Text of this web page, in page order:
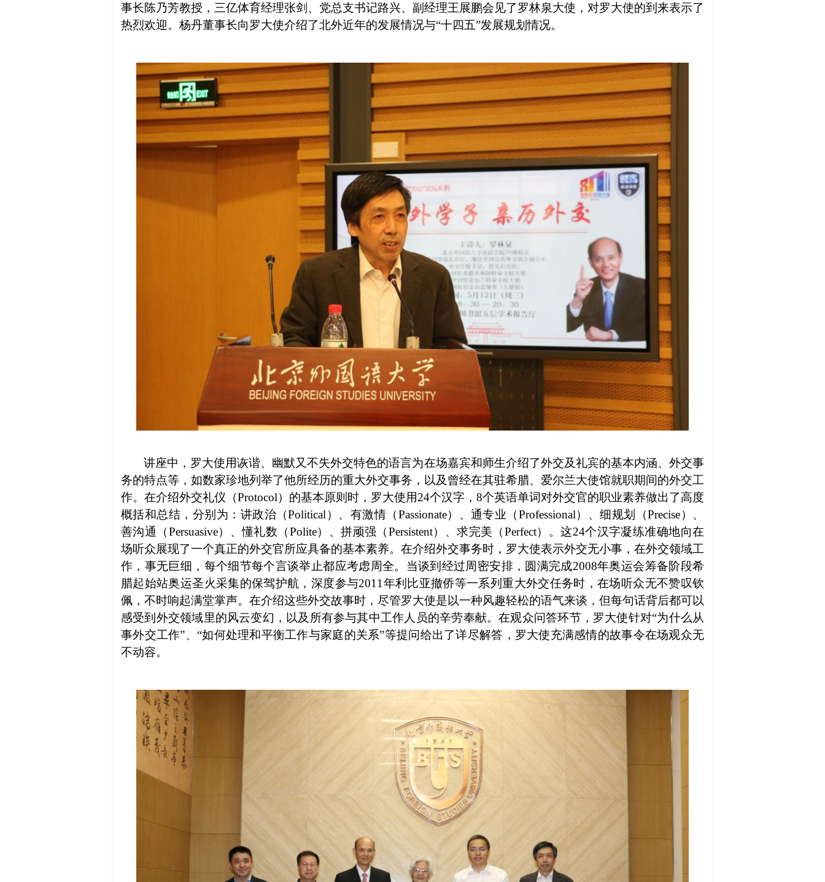
事长陈乃芳教授，三亿体育经理张剑、党总支书记路兴、副经理王展鹏会见了罗林泉大使，对罗大使的到来表示了
热烈欢迎。杨丹董事长向罗大使介绍了北外近年的发展情况与“十四五”发展规划情况。
讲座中，罗大使用诙谐、幽默又不失外交特色的语言为在场嘉宾和师生介绍了外交及礼宾的基本内涵、外交事
务的特点等，如数家珍地列举了他所经历的重大外交事务，以及曾经在其驻希腊、爱尔兰大使馆就职期间的外交工
作。在介绍外交礼仪（Protocol）的基本原则时，罗大使用24个汉字，8个英语单词对外交官的职业素养做出了高度
概括和总结，分别为：讲政治（Political）、有激情（Passionate）、通专业（Professional）、细规划（Precise）、
善沟通（Persuasive）、懂礼数（Polite）、拼顽强（Persistent）、求完美（Perfect）。这24个汉字凝练准确地向在
场听众展现了一个真正的外交官所应具备的基本素养。在介绍外交事务时，罗大使表示外交无小事，在外交领域工
作，事无巨细，每个细节每个言谈举止都应考虑周全。当谈到经过周密安排，圆满完成2008年奥运会筹备阶段希
腊起始站奥运圣火采集的保驾护航，深度参与2011年利比亚撤侨等一系列重大外交任务时，在场听众无不赞叹钦
佩，不时响起满堂掌声。在介绍这些外交故事时，尽管罗大使是以一种风趣轻松的语气来谈，但每句话背后都可以
感受到外交领域里的风云变幻，以及所有参与其中工作人员的辛劳奉献。在观众问答环节，罗大使针对“为什么从
事外交工作”、“如何处理和平衡工作与家庭的关系”等提问给出了详尽解答，罗大使充满感情的故事令在场观众无
不动容。